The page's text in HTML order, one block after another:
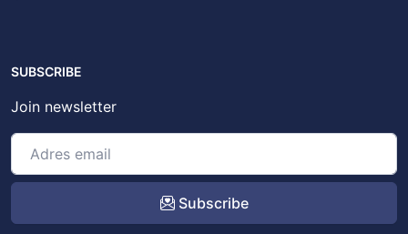
SUBSCRIBE
Join newsletter
Subscribe